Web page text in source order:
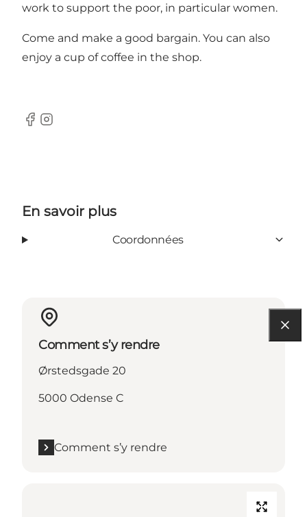
work to support the poor, in particular women.
Come and make a good bargain. You can also
enjoy a cup of coffee in the shop.
Facebook
Instagram
En savoir plus
Coordonnées
Comment s’y rendre
Ørstedsgade 20
5000 Odense C
Comment s’y rendre